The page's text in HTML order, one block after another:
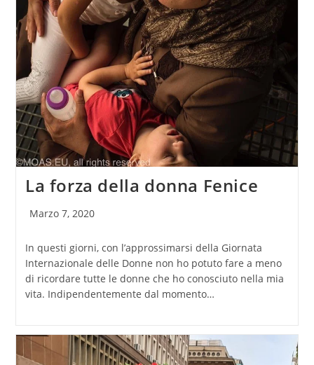
La forza della donna Fenice
Articolo
Marzo 7, 2020
In questi giorni, con l’approssimarsi della Giornata
Internazionale delle Donne non ho potuto fare a meno
di ricordare tutte le donne che ho conosciuto nella mia
vita. Indipendentemente dal momento…